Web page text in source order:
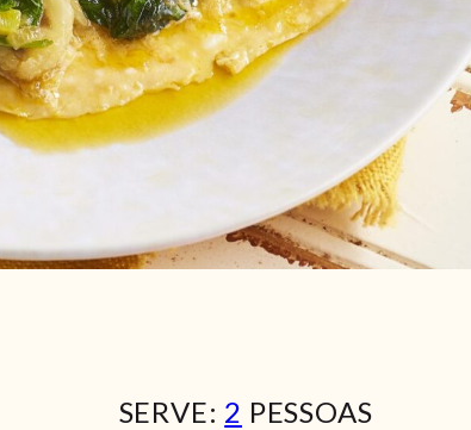
SERVE: 2 PESSOAS